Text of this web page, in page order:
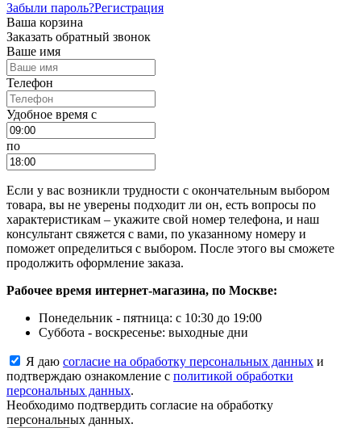
Забыли пароль?Регистрация
Ваша корзина
Заказать обратный звонок
Ваше имя
Телефон
Удобное время c
по
Если у вас возникли трудности с окончательным выбором
товара, вы не уверены подходит ли он, есть вопросы по
характеристикам – укажите свой номер телефона, и наш
консультант свяжется с вами, по указанному номеру и
поможет определиться с выбором. После этого вы сможете
продолжить оформление заказа.
Рабочее время интернет-магазина, по Москве:
Понедельник - пятница: с 10:30 до 19:00
Суббота - воскресенье: выходные дни
Я даю согласие на обработку персональных данных и
подтверждаю ознакомление с политикой обработки
персональных данных.
Необходимо подтвердить согласие на обработку
персональных данных.